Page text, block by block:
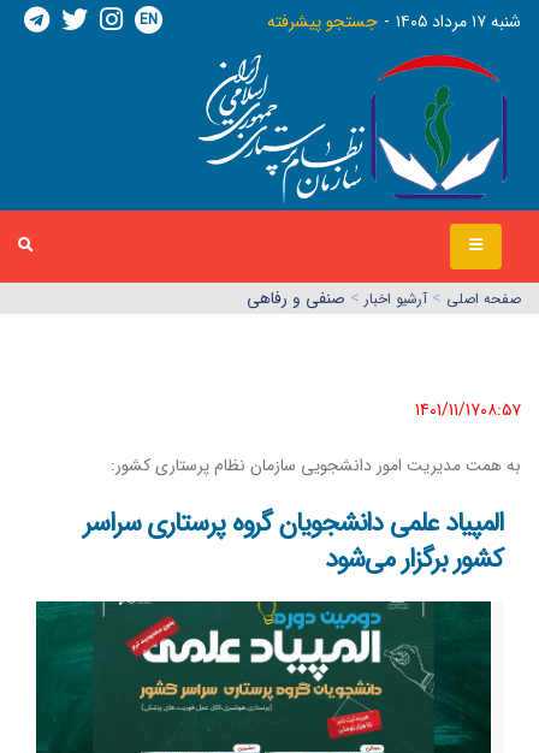
شنبه ١٧ مرداد ١٤٠٥ جستجو پیشرفته EN
صفحه اصلي > آرشیو اخبار > صنفی و رفاهی
1401/11/17٠٨:٥٧
به همت مدیریت امور دانشجویی سازمان نظام پرستاری کشور:
المپیاد علمی دانشجویان گروه پرستاری سراسر
کشور برگزار می‌شود